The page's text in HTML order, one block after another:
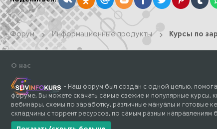
Форум Информационные продукты Курсы по
О нас
- Наш форум был создан с одной целью,
форуме, Вы можете скачать самые свежие и популярные курсы,
вебинары, схемы по заработку, различные мануалы и готовые
складчины с торрент ресурсов, по самым разным направлениям